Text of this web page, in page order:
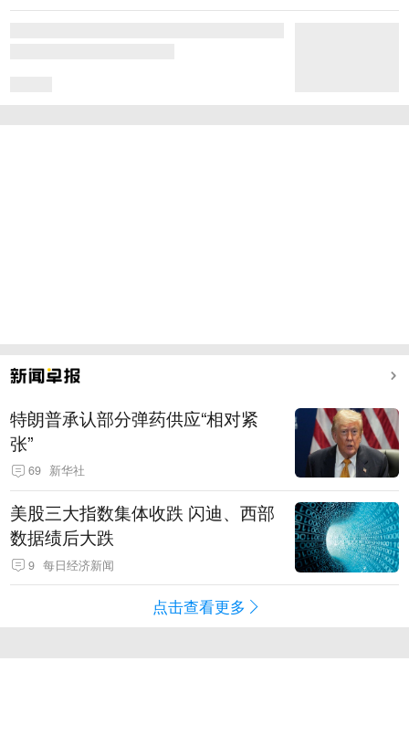
特朗普承认部分弹药供应“相对紧
张”
69 新华社
美股三大指数集体收跌 闪迪、西部
数据绩后大跌
9 每日经济新闻
点击查看更多